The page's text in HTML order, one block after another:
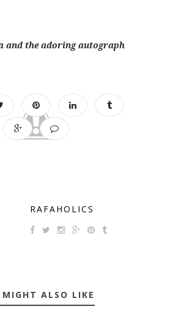
and the adoring autograph
RAFAHOLICS
MIGHT ALSO LIKE